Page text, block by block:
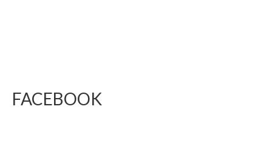
FACEBOOK